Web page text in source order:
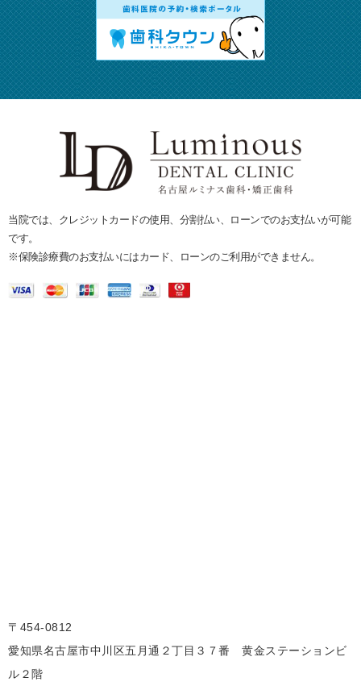
当院では、クレジットカードの使用、分割払い、ローンでのお支払いが可能
です。
※保険診療費のお支払いにはカード、ローンのご利用ができません。
〒454-0812
愛知県名古屋市中川区五月通２丁目３７番 黄金ステーションビ
ル２階